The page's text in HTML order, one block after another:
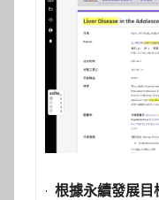
· 根據永續發展目